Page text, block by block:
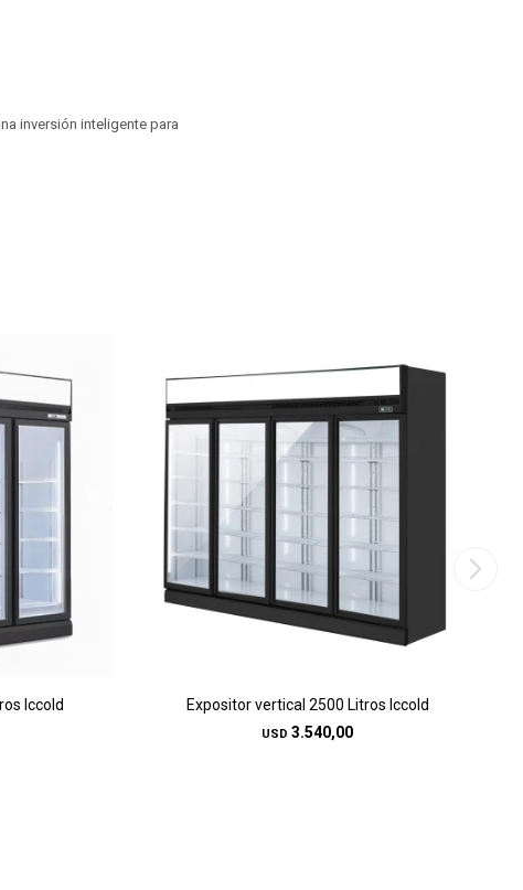
inversión inteligente para
Iccold Expositor vertical 2500 Litros Iccold
USD 3.540,00